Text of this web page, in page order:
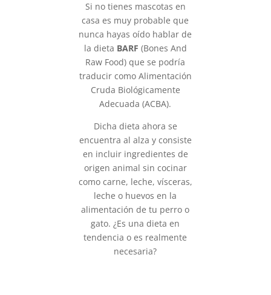
Si no tienes mascotas en
casa es muy probable que
nunca hayas oído hablar de
la dieta BARF (Bones And
Raw Food) que se podría
traducir como Alimentación
Cruda Biológicamente
Adecuada (ACBA).
Dicha dieta ahora se
encuentra al alza y consiste
en incluir ingredientes de
origen animal sin cocinar
como carne, leche, vísceras,
leche o huevos en la
alimentación de tu perro o
gato. ¿Es una dieta en
tendencia o es realmente
necesaria?